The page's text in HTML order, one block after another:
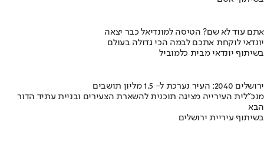
אתם עוד לא שם? הטיסה למונדיאל כבר יצאה
יונדאי לוקחת אתכם לבמה הכי גדולה בעולם
בשיתוף יונדאי מבית כלמוביל
ירושלים 2040: העיר נערכת ל- 1.5 מליון תושבים
מנכ"לית העירייה מציגה תוכנית להשארת הצעירים ובניית עתיד הדור
הבא
בשיתוף עיריית ירושלים